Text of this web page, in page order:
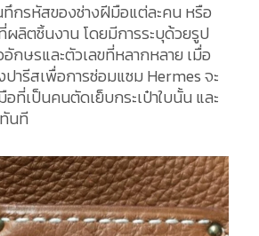
ทึกรหัสของช่างฝีมือแต่ละคน หรือ
ลิตชิ้นงาน โดยมีการระบุด้วยรูป
ษรและตัวเลขที่หลากหลาย เมื่อ
ปารีสเพื่อการซ่อมแซม Hermes จะ
ที่เป็นคนตัดเย็บกระเป๋าใบนั้น และ
นที